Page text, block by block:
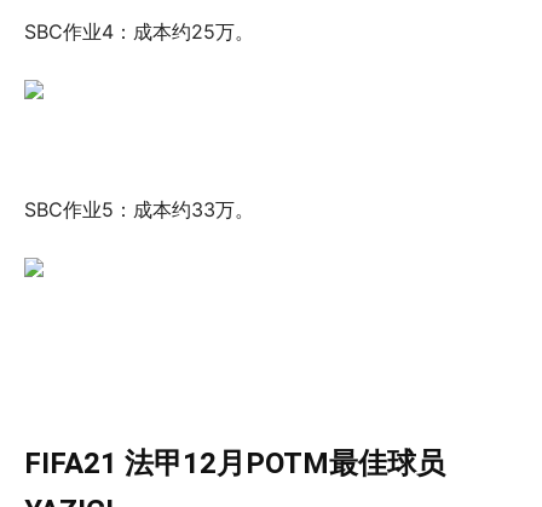
SBC作业4：成本约25万。
SBC作业5：成本约33万。
FIFA21 法甲12月POTM最佳球员